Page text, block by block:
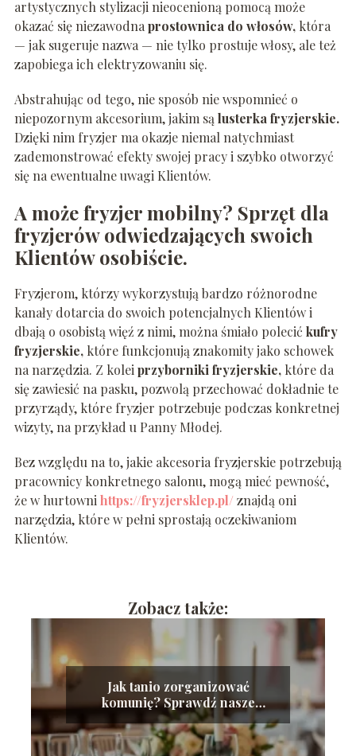
artystycznych stylizacji nieocenioną pomocą może
okazać się niezawodnaprostownica do włosów,która
— jak sugeruje nazwa — nie tylko prostuje włosy, ale też
zapobiega ich elektryzowaniu się.
Abstrahując od tego, nie sposób nie wspomnieć o
niepozornym akcesorium, jakim sąlusterka fryzjerskie.
Dzięki nim fryzjer ma okazje niemal natychmiast
zademonstrować efekty swojej pracy i szybko otworzyć
się na ewentualne uwagi Klientów.
A może fryzjer mobilny? Sprzęt dla
fryzjerów odwiedzających swoich
Klientów osobiście.
Fryzjerom, którzy wykorzystują bardzo różnorodne
kanały dotarcia do swoich potencjalnych Klientów i
dbają o osobistą więź z nimi, można śmiało polecić kufry
fryzjerskie,które funkcjonują znakomity jako schowek
na narzędzia. Z koleiprzyborniki fryzjerskie,które da
się zawiesić na pasku, pozwolą przechować dokładnie te
przyrządy, które fryzjer potrzebuje podczas konkretnej
wizyty, na przykład u Panny Młodej.
Bez względu na to, jakie akcesoria fryzjerskie potrzebują
pracownicy konkretnego salonu, mogą mieć pewność,
że w hurtownihttps://fryzjersklep.pl/znajdą oni
narzędzia, które w pełni sprostają oczekiwaniom
Klientów.
Zobacz także:
Jak tanio zorganizować
komunię? Sprawdź nasze
sprawdzone porady!